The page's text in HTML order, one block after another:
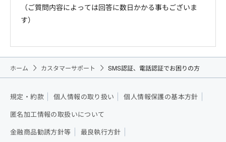
（ご質問内容によっては回答に数日かかる事もございま
す）
ホーム カスタマーサポート SMS認証、電話認証でお困りの方
規定・約款 個人情報の取り扱い 個人情報保護の基本方針
匿名加工情報の取扱いについて
金融商品勧誘方針等 最良執行方針